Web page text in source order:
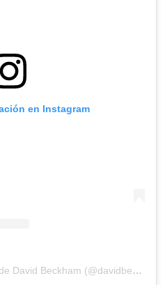
en Instagram
Una publicación compartida de David Beckham (@davidbeckham)